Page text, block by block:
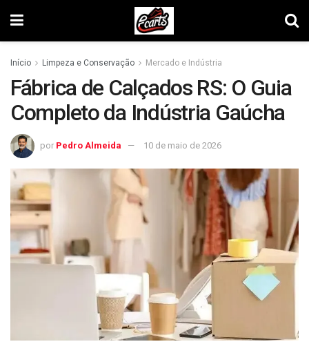
Início Limpeza e Conservação Mercado e Indústria
Fábrica de Calçados RS: O Guia
Completo da Indústria Gaúcha
por Pedro Almeida 10 de maio de 2026